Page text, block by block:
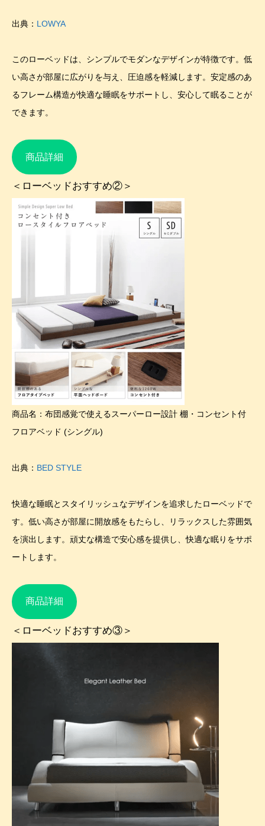
出典： LOWYA
このローベッドは、シンプルでモダンなデザインが特徴です。低
い高さが部屋に広がりを与え、圧迫感を軽減します。安定感のあ
るフレーム構造が快適な睡眠をサポートし、安心して眠ることが
できます。
商品詳細
＜ローベッドおすすめ②＞
商品名：布団感覚で使えるスーパーロー設計 棚・コンセント付
フロアベッド (シングル)
出典： BED STYLE
快適な睡眠とスタイリッシュなデザインを追求したローベッドで
す。低い高さが部屋に開放感をもたらし、リラックスした雰囲気
を演出します。頑丈な構造で安心感を提供し、快適な眠りをサポ
ートします。
商品詳細
＜ローベッドおすすめ③＞